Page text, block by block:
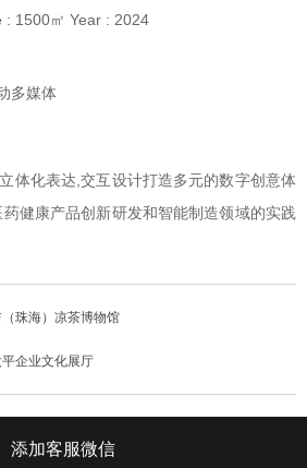
: 1500㎡ Year : 2024
多媒体
体化表达,交互设计打造多元的数字创意体
健康产品创新研发和智能制造领域的实践
（珠海）凉茶博物馆
企业文化展厅
添加客服微信